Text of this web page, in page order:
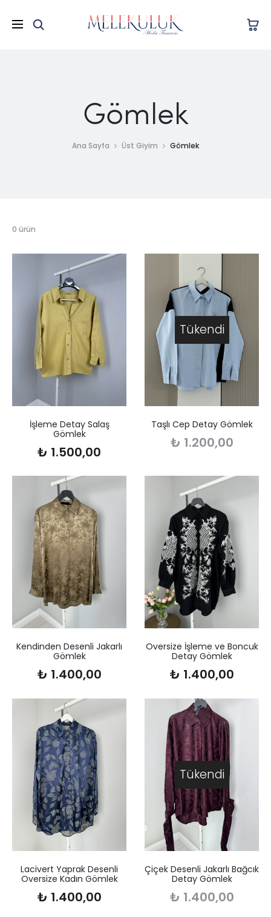
Gömlek
Ana Sayfa Üst Giyim Gömlek
0 ürün
İşleme Detay Salaş
Gömlek
₺ 1.500,00
Tükendi
Taşlı Cep Detay Gömlek
₺ 1.200,00
Kendinden Desenli Jakarlı
Gömlek
₺ 1.400,00
Oversize İşleme ve Boncuk
Detay Gömlek
₺ 1.400,00
Lacivert Yaprak Desenli
Oversize Kadın Gömlek
₺ 1.400,00
Tükendi
Çiçek Desenli Jakarlı Bağcık
Detay Gömlek
₺ 1.400,00